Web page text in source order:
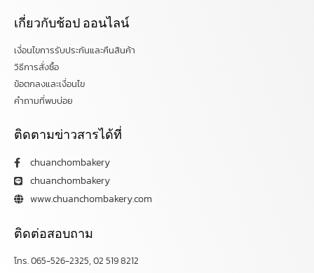
เกี่ยวกับช้อป ออนไลน์
เงื่อนไขการรับประกันและคืนสินค้า
วิธีการสั่งซื้อ
ข้อตกลงและเงื่อนไข
คำถามที่พบบ่อย
ติดตามข่าวสารได้ที่
chuanchombakery
chuanchombakery
www.chuanchombakery.com
ติดต่อสอบถาม
โทร. 065-526-2325, 02 519 8212